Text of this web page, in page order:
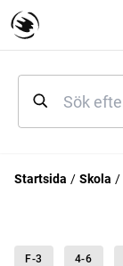
Startsida Skola
F-3 4-6